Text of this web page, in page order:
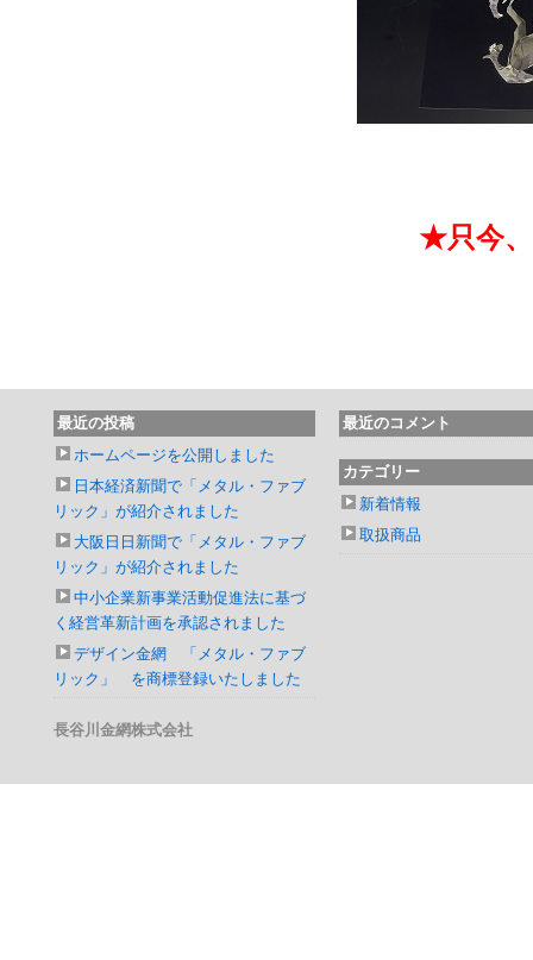
★只今、
最近の投稿
ホームページを公開しました
日本経済新聞で「メタル・ファブ
リック」が紹介されました
大阪日日新聞で「メタル・ファブ
リック」が紹介されました
中小企業新事業活動促進法に基づ
く経営革新計画を承認されました
デザイン金網 「メタル・ファブ
リック」 を商標登録いたしました
最近のコメント
カテゴリー
新着情報
取扱商品
長谷川金網株式会社